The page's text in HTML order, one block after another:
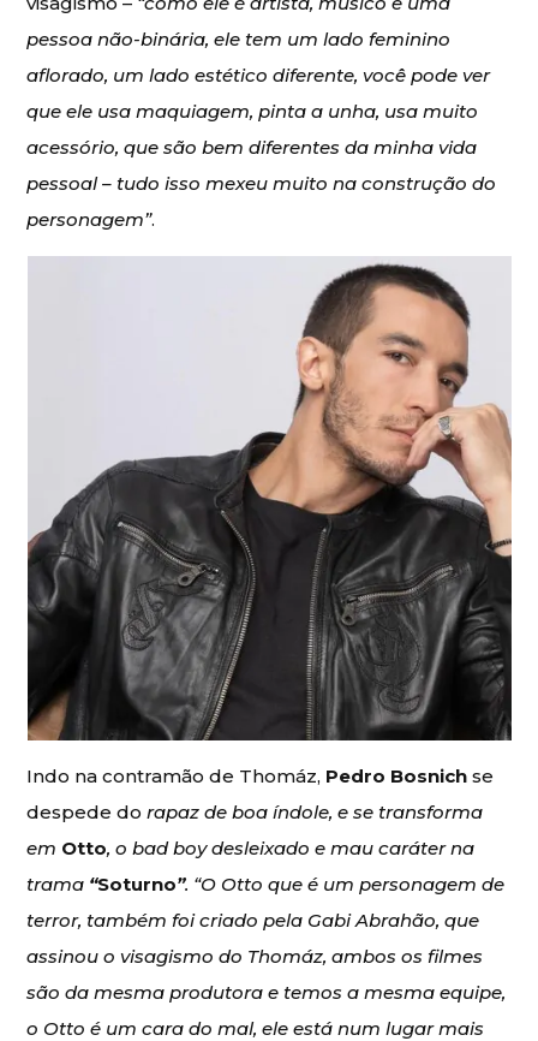
pessoa não-binária, ele tem um lado feminino
aflorado, um lado estético diferente, você pode ver
que ele usa maquiagem, pinta a unha, usa muito
acessório, que são bem diferentes da minha vida
pessoal – tudo isso mexeu muito na construção do
personagem”.
Indo na contramão de Thomáz, Pedro Bosnich se
despede dorapaz de boa índole, e se transforma
em Otto, o bad boy desleixado e mau caráter na
trama “Soturno”. “O Otto que é um personagem de
terror, também foi criado pela Gabi Abrahão, que
assinou o visagismo do Thomáz, ambos os filmes
são da mesma produtora e temos a mesma equipe,
o Otto é um cara do mal, ele está num lugar mais